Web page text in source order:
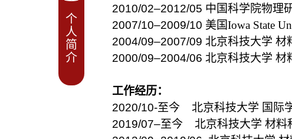
个
人
简
介
2010/02–2012/05 中国科学院物理
2007/10–2009/10 美国Iowa State
2004/09–2007/09 北京科技大学 材
2000/09–2004/06 北京科技大学 材
工作经历：
2020/10-至今 北京科技大学 国际
2019/07–至今 北京科技大学 材料